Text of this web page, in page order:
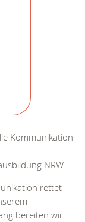
Kommunikation
NRW
rettet
bereiten wir